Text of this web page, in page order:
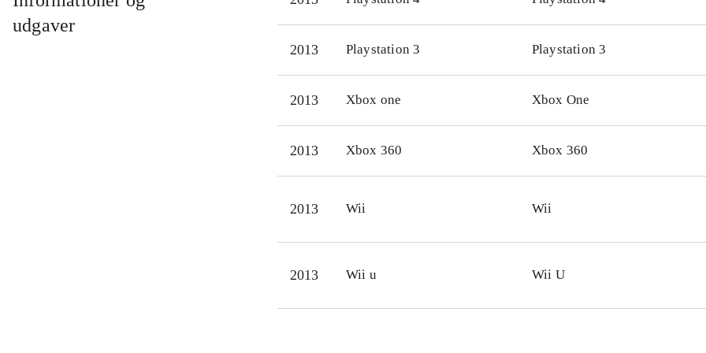
simpelt genial. Styringen fungerer bedst på Wii U. Både Wii og
Til Wii og Wii U findes også Angry birds trilogy som indeholder
originale baner plus "Rio" og "Seasons".
Angry birds er stadig et fantastisk underholdende koncept og
udgaver
2013 Playstation 3 Playstation 3
2013 Xbox one Xbox One
2013 Xbox 360 Xbox 360
2013 Wii Wii
2013 Wii u Wii U